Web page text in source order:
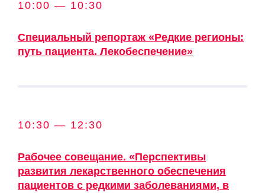
10:00 — 10:30
Специальный репортаж «Редкие регионы:
путь пациента. Лекобеспечение»
10:30 — 12:30
Рабочее совещание. «Перспективы
развития лекарственного обеспечения
пациентов с редкими заболеваниями, в